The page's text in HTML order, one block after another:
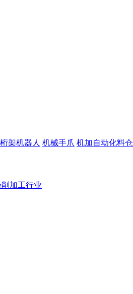
架机器人 机械手爪 机加自动化料仓
加工行业